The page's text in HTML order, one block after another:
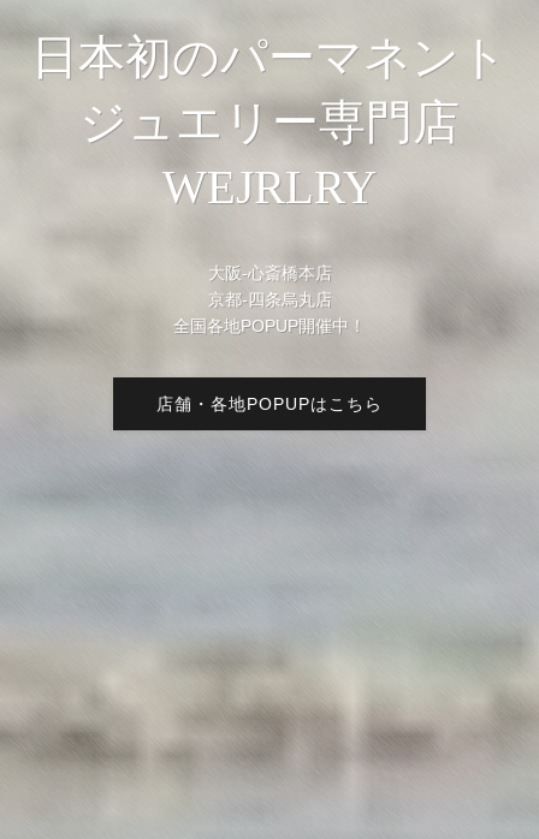
日本初のパーマネント
ジュエリー専門店
WEJRLRY
大阪-心斎橋本店
京都-四条烏丸店
全国各地POPUP開催中！
店舗・各地POPUPはこちら
日本初のパーマネント
ジュエリー専門店
WEJRLRY
大阪-心斎橋本店
京都-四条烏丸店
全国各地POPUP開催中！
店舗・各地POPUPはこちら
日本初のパーマネント
ジュエリー専門店
WEJRLRY
大阪-心斎橋本店
京都-四条烏丸店
全国各地POPUP開催中！
店舗・各地POPUPはこちら
店舗・各地POPUPはこちら
店舗・各地POPUPはこちら